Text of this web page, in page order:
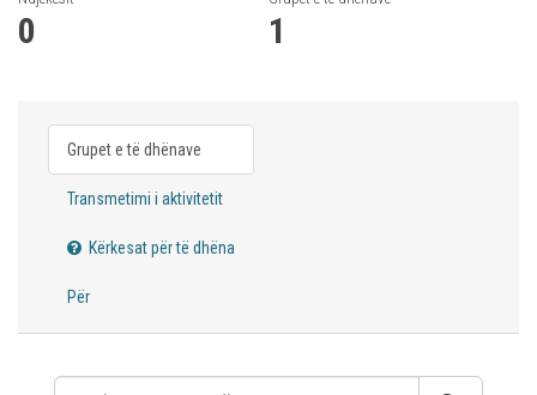
0 1
Grupet e të dhënave
Transmetimi i aktivitetit
Kërkesat për të dhëna
Për